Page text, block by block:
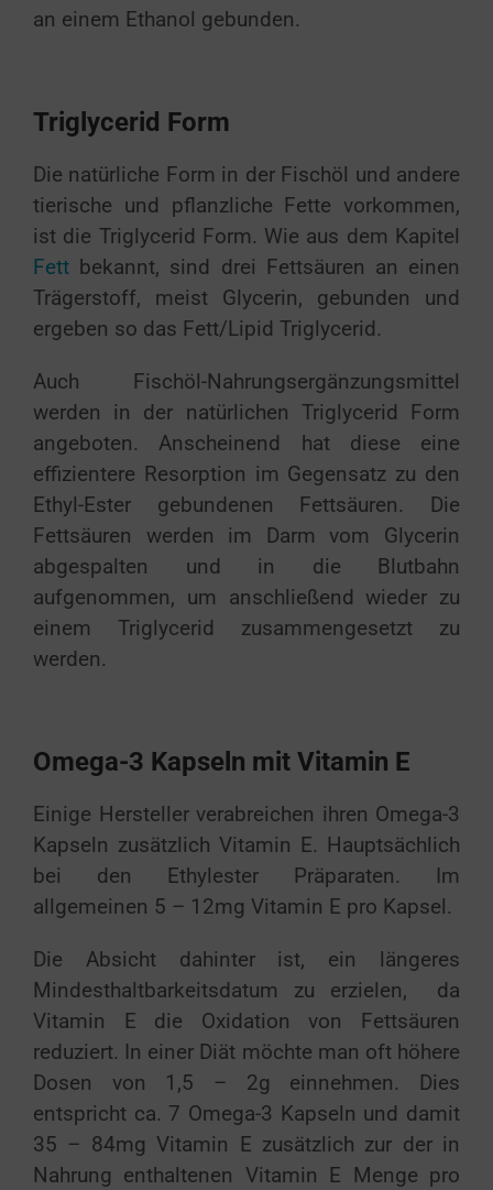
an einem Ethanol gebunden.
Triglycerid Form
Die natürliche Form in der Fischöl und andere
tierische und pflanzliche Fette vorkommen,
ist die Triglycerid Form. Wie aus dem Kapitel
Fett bekannt, sind drei Fettsäuren an einen
Trägerstoff, meist Glycerin, gebunden und
ergeben so das Fett/Lipid Triglycerid.
Auch Fischöl-Nahrungsergänzungsmittel
werden in der natürlichen Triglycerid Form
angeboten. Anscheinend hat diese eine
effizientere Resorption im Gegensatz zu den
Ethyl-Ester gebundenen Fettsäuren. Die
Fettsäuren werden im Darm vom Glycerin
abgespalten und in die Blutbahn
aufgenommen, um anschließend wieder zu
einem Triglycerid zusammengesetzt zu
werden.
Omega-3 Kapseln mit Vitamin E
Einige Hersteller verabreichen ihren Omega-3
Kapseln zusätzlich Vitamin E. Hauptsächlich
bei den Ethylester Präparaten. Im
allgemeinen 5 – 12mg Vitamin E pro Kapsel.
Die Absicht dahinter ist, ein längeres
Mindesthaltbarkeitsdatum zu erzielen, da
Vitamin E die Oxidation von Fettsäuren
reduziert. In einer Diät möchte man oft höhere
Dosen von 1,5 – 2g einnehmen. Dies
entspricht ca. 7 Omega-3 Kapseln und damit
35 – 84mg Vitamin E zusätzlich zur der in
Nahrung enthaltenen Vitamin E Menge pro